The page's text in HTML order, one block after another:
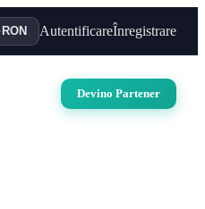
· RON AutentificareÎnregistrare
Devino Partener